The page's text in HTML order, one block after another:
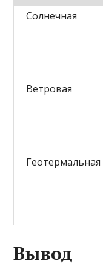
Солнечная
Ветровая
Геотермальная
Вывод